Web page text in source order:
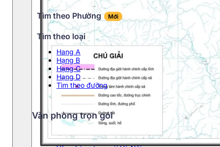
Tìm theo Phường Mới
Tìm theo loại
Hang A
Hạng B
Hạng C
Hạng D
Tìm theo đường
Văn phòng trọn gói